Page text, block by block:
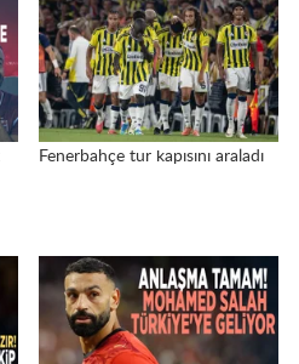
Fenerbahçe tur kapısını araladı